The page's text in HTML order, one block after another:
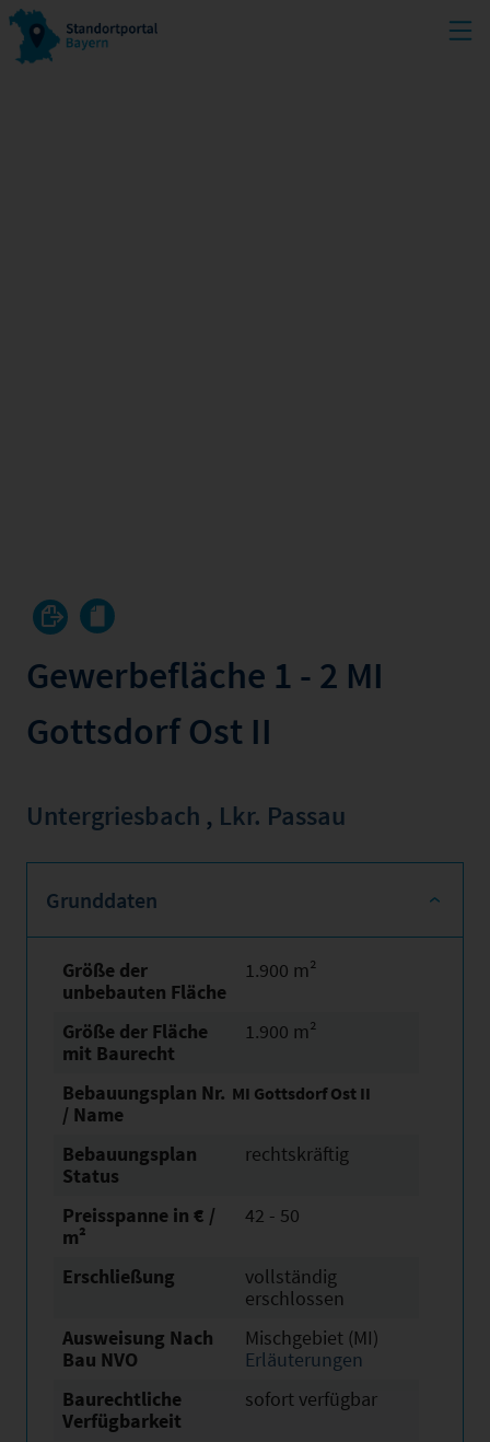
Gewerbefläche 1 - 2 MI
Gottsdorf Ost II
Untergriesbach , Lkr. Passau
Grunddaten
Größe der
unbebauten Fläche
1.900 m²
Größe der Fläche
mit Baurecht
1.900 m²
Bebauungsplan Nr.
/ Name
MI Gottsdorf Ost II
Bebauungsplan
Status
rechtskräftig
Preisspanne in € /
m²
42 - 50
Erschließung
vollständig
erschlossen
Ausweisung Nach
Bau NVO
Mischgebiet (MI)
Erläuterungen
Baurechtliche
Verfügbarkeit
sofort verfügbar